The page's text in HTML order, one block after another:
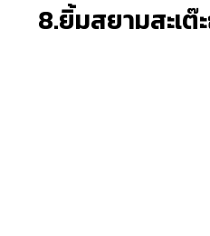
8.ยิ้มสยามสะเต๊